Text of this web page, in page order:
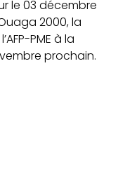
le 03 décembre
2000, la
PME à la
prochain.